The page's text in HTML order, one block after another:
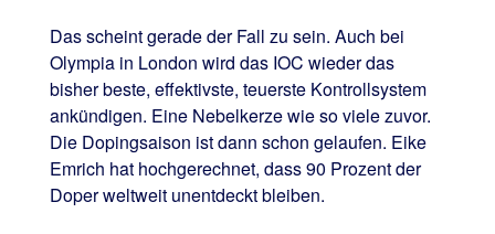
Das scheint gerade der Fall zu sein. Auch bei
Olympia in London wird das IOC wieder das
bisher beste, effektivste, teuerste Kontrollsystem
ankündigen. Eine Nebelkerze wie so viele zuvor.
Die Dopingsaison ist dann schon gelaufen. Eike
Emrich hat hochgerechnet, dass 90 Prozent der
Doper weltweit unentdeckt bleiben.